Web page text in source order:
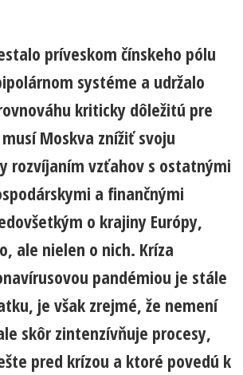
príveskom čínskeho pólu
systéme a udržalo
kriticky dôležitú pre
Moskva znížiť svoju
rozvíjaním vzťahov s ostatnými
a finančnými
o krajiny Európy,
ale nielen o nich. Kríza
pandémiou je stále
je však zrejmé, že nemení
skôr zintenzívňuje procesy,
pred krízou a ktoré povedú k